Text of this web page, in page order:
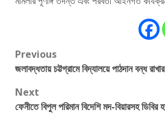
Post
navigation
Previous
জলাবদ্ধতায় চট্টগ্রামে বিদ্যালয়ে পাঠদান বন্ধ রাখার
Next
ফেনীতে বিপুল পরিমান বিদেশি মদ-বিয়ারসহ